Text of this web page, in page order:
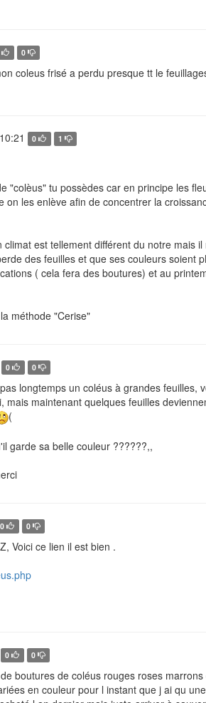
0
coleus frisé a perdu presque tt le
0 1
"colèus" tu possèdes car en principe les
on les enlève afin de concentrer la
climat est tellement différent du notre mais
des feuilles et que ses couleurs soient
( cela fera des boutures) et au
méthode "Cerise"
0 0
longtemps un coléus à grandes feuilles,
mais maintenant quelques feuilles
(
garde sa belle couleur ??????,,
0 0
Voici ce lien il est bien .
0 0
boutures de coléus rouges roses
en couleur pour l instant que j ai qu